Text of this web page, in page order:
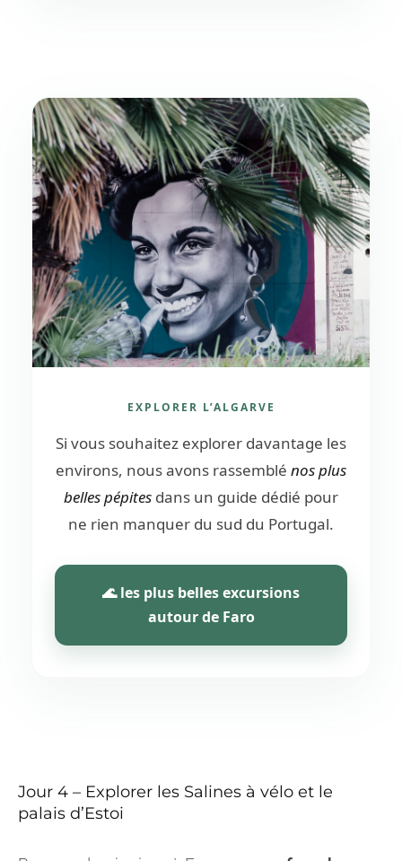
EXPLORER L’ALGARVE
Si vous souhaitez explorer davantage les
environs, nous avons rassemblé nos plus
belles pépites dans un guide dédié pour
ne rien manquer du sud du Portugal.
🌊 les plus belles excursions
autour de Faro
Jour 4 – Explorer les Salines à vélo et le
palais d’Estoi